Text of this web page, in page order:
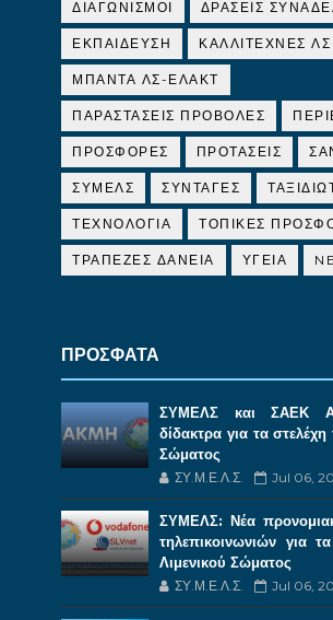
ΔΙΑΓΩΝΙΣΜΟΙ ΔΡΑΣΕΙΣ
ΕΚΠΑΙΔΕΥΣΗ ΚΑΛΛΙΤΕΧΝΕΣ ΛΣ
ΜΠΑΝΤΑ ΛΣ-ΕΛΑΚΤ
ΠΑΡΑΣΤΑΣΕΙΣ ΠΡΟΒΟΛΕΣ
ΠΡΟΣΦΟΡΕΣ ΠΡΟΤΑΣΕΙΣ
ΣΥΜΕΛΣ ΣΥΝΤΑΓΕΣ
ΤΕΧΝΟΛΟΓΙΑ ΤΟΠΙΚΕΣ
ΤΡΑΠΕΖΕΣ ΔΑΝΕΙΑ ΥΓΕΙΑ
ΠΡΟΣΦΑΤΑ
ΣΥΜΕΛΣ και ΣΑΕΚ
δίδακτρα για τα στελέχη
Σώματος
ΣΥ.Μ.Ε.Λ.Σ. Jul 06,
ΣΥΜΕΛΣ: Νέα
τηλεπικοινωνιών για
Λιμενικού Σώματος
ΣΥ.Μ.Ε.Λ.Σ. Jul 06,